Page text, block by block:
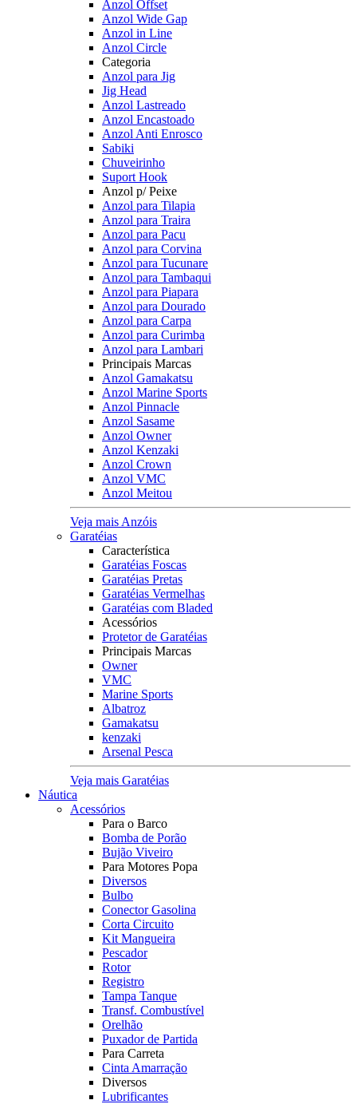
Anzol Offset
Anzol Wide Gap
Anzol in Line
Anzol Circle
Categoria
Anzol para Jig
Jig Head
Anzol Lastreado
Anzol Encastoado
Anzol Anti Enrosco
Sabiki
Chuveirinho
Suport Hook
Anzol p/ Peixe
Anzol para Tilapia
Anzol para Traira
Anzol para Pacu
Anzol para Corvina
Anzol para Tucunare
Anzol para Tambaqui
Anzol para Piapara
Anzol para Dourado
Anzol para Carpa
Anzol para Curimba
Anzol para Lambari
Principais Marcas
Anzol Gamakatsu
Anzol Marine Sports
Anzol Pinnacle
Anzol Sasame
Anzol Owner
Anzol Kenzaki
Anzol Crown
Anzol VMC
Anzol Meitou
Veja mais Anzóis
Garatéias
Característica
Garatéias Foscas
Garatéias Pretas
Garatéias Vermelhas
Garatéias com Bladed
Acessórios
Protetor de Garatéias
Principais Marcas
Owner
VMC
Marine Sports
Albatroz
Gamakatsu
kenzaki
Arsenal Pesca
Veja mais Garatéias
Náutica
Acessórios
Para o Barco
Bomba de Porão
Bujão Viveiro
Para Motores Popa
Diversos
Bulbo
Conector Gasolina
Corta Circuito
Kit Mangueira
Pescador
Rotor
Registro
Tampa Tanque
Transf. Combustível
Orelhão
Puxador de Partida
Para Carreta
Cinta Amarração
Diversos
Lubrificantes